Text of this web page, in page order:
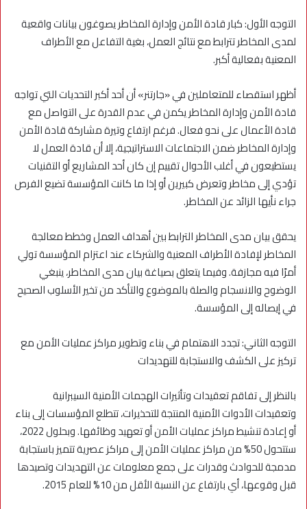
التوجه الأول: كبار قادة الأمن وإدارة المخاطر يصوغون بيانات واقعية
لمدى المخاطر تترابط مع نتائج العمل، بغية التفاعل مع الأطراف
المعنية بفعالية أكبر.
أظهر استقصاء للمتعاملين في «جارتنر» أن أحد أكبر التحديات التي تواجه
قادة الأمن وإدارة المخاطر يكمن في عدم القدرة على التواصل مع
قادة الأعمال على نحو فعال. فرغم ارتفاع وتيرة مشاركة قادة الأمن
وإدارة المخاطر ضمن الاجتماعات الاستراتيجية، إلا أن قادة العمل لا
يستطيعون في أغلب الأحوال تقييم إن كان أحد المشاريع أو التقنيات
تؤدي إلى مخاطر وتعرض كبيرين أو إذا ما كانت المؤسسة تضيع الفرص
جراء نأيها الزائد عن المخاطر.
يحقق بيان مدى المخاطر الترابط بين أهداف العمل وخطط معالجة
المخاطر لإفادة الأطراف المعنية والشركاء عند اعتزام المؤسسة تولي
أمرًا فيه مجازفة. وفيما يتعلق بصياغة بيان مدى المخاطر، ينبغي
الوضوح والانسجام والصلة بالموضوع والتأكد من تخير الأسلوب الصحيح
في إيصاله إلى المؤسسة.
التوجه الثاني: تجدد الاهتمام في بناء وتطوير مراكز عمليات الأمن مع
تركيز على الكشف والاستجابة للتهديدات
بالنظر إلى تفاقم تعقيدات وتأثيرات الهجمات الأمنية السيبرانية
وتعقيدات الأدوات الأمنية المنتجة للتحذيرات، تتطلع المؤسسات إلى بناء
أو إعادة تنشيط مراكز عمليات الأمن أو تعهيد وظائفها. وبحلول 2022،
ستتحول 50% من مراكز عمليات الأمن إلى مراكز عصرية تتميز باستجابة
مدمجة للحوادث وقدرات على جمع معلومات عن التهديدات وتصيدها
قبل وقوعها، أي بارتفاع عن النسبة الأقل من 10% للعام 2015.